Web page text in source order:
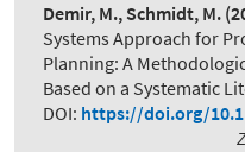
Demir, M., Schmidt, M.
Systems Approach for
Planning: A
Based on a Systematic
DOI: https://doi.org/